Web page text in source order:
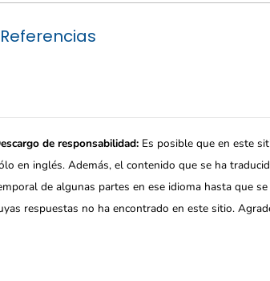
Referencias
de responsabilidad: Es posible que en este
en inglés. Además, el contenido que se ha
de algunas partes en ese idioma hasta que
respuestas no ha encontrado en este sitio.